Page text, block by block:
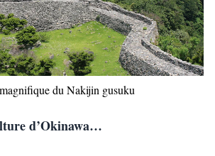
du Nakijin gusuku
d’Okinawa…